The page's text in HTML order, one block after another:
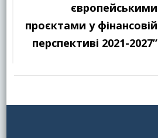
європейськими
проєктами у фінансовій
перспективі 2021-2027”